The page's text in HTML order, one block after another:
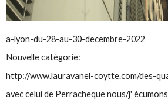
a-lyon-du-28-au-30-decembre-2022
Nouvelle catégorie:
http://www.lauravanel-coytte.com/des-
avec celui de Perracheque nous/j'